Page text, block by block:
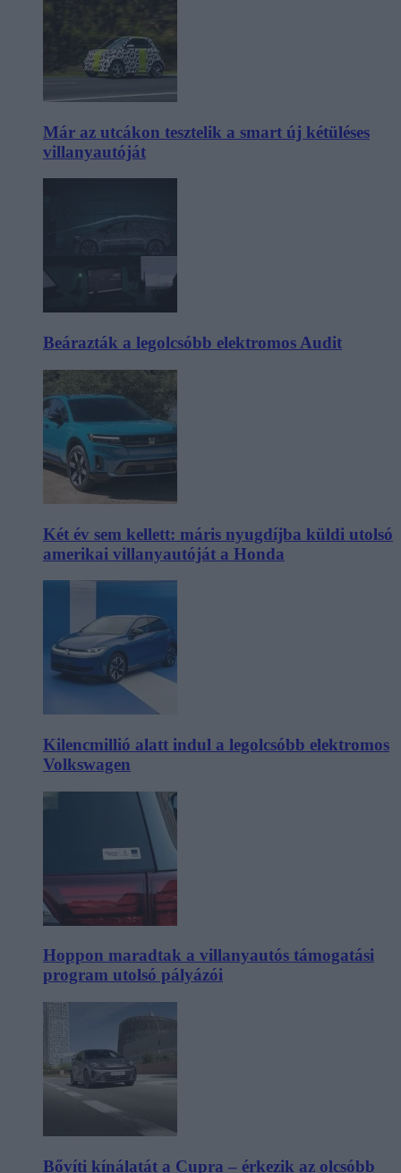
Már az utcákon tesztelik a smart új kétüléses
villanyautóját
Beárazták a legolcsóbb elektromos Audit
Két év sem kellett: máris nyugdíjba küldi utolsó
amerikai villanyautóját a Honda
Kilencmillió alatt indul a legolcsóbb elektromos
Volkswagen
Hoppon maradtak a villanyautós támogatási
program utolsó pályázói
Bővíti kínálatát a Cupra – érkezik az olcsóbb